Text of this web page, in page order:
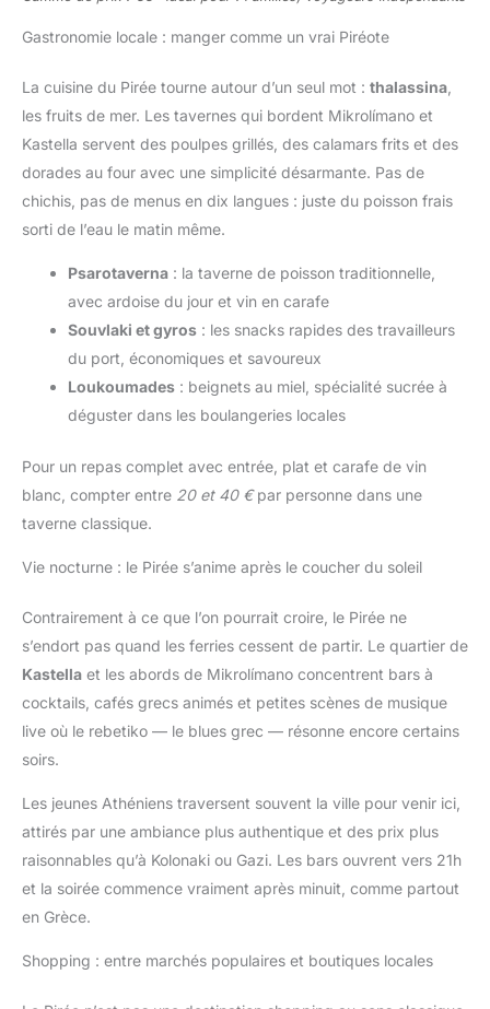
Gastronomie locale : manger comme un vrai Piréote
La cuisine du Pirée tourne autour d’un seul mot : thalassina
les fruits de mer. Les tavernes qui bordent Mikrolímano et
Kastella servent des poulpes grillés, des calamars frits et des
dorades au four avec une simplicité désarmante. Pas de
chichis, pas de menus en dix langues : juste du poisson frais
sorti de l’eau le matin même.
Psarotaverna : la taverne de poisson traditionnelle,
avec ardoise du jour et vin en carafe
Souvlaki et gyros : les snacks rapides des travailleurs
du port, économiques et savoureux
Loukoumades : beignets au miel, spécialité sucrée à
déguster dans les boulangeries locales
Pour un repas complet avec entrée, plat et carafe de vin
blanc, compter entre 20 et 40 €par personne dans une
taverne classique.
Vie nocturne : le Pirée s’anime après le coucher du soleil
Contrairement à ce que l’on pourrait croire, le Pirée ne
s’endort pas quand les ferries cessent de partir. Le quartier de
Kastella et les abords de Mikrolímano concentrent bars à
cocktails, cafés grecs animés et petites scènes de musique
live où le rebetiko — le blues grec — résonne encore certains
soirs.
Les jeunes Athéniens traversent souvent la ville pour venir ici,
attirés par une ambiance plus authentique et des prix plus
raisonnables qu’à Kolonaki ou Gazi. Les bars ouvrent vers 21h
et la soirée commence vraiment après minuit, comme partout
en Grèce.
Shopping : entre marchés populaires et boutiques locales